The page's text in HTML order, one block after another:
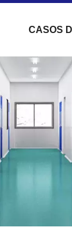
CASOS